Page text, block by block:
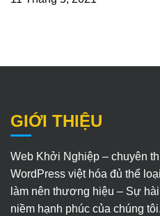
GIỚI THIỆU
Web Khởi Nghiệp – chuyên
WordPress việt hóa đủ thể
làm nên thương hiệu – Sự
niềm hạnh phúc của chúng tôi.